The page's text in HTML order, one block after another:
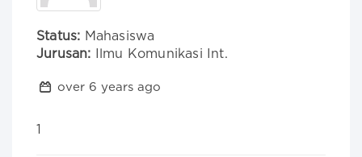
Status: Mahasiswa
Jurusan: Ilmu Komunikasi Int.
over 6 years ago
1